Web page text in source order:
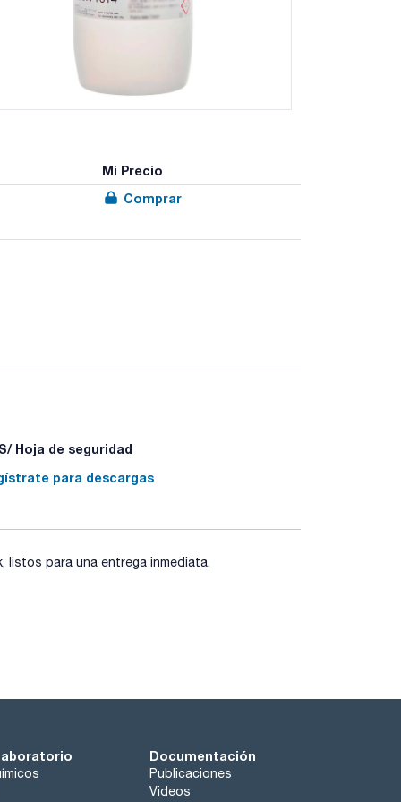
Mi Precio
Comprar
- P501a
Hoja de seguridad
para descargas
para una entrega inmediata.
Documentación
Publicaciones
Videos